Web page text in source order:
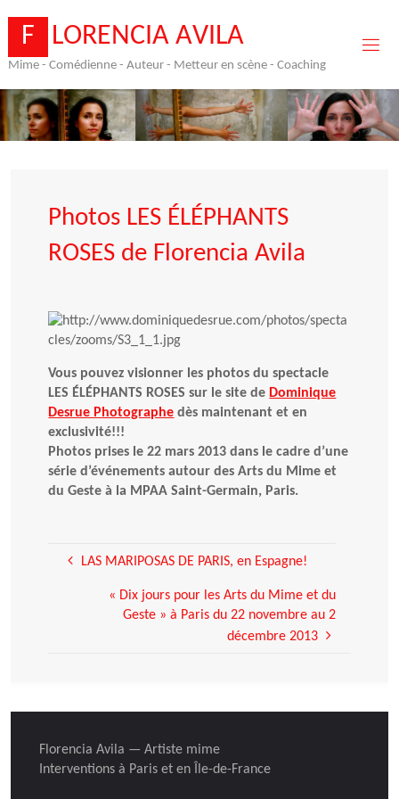
content
F LORENCIA AVILA
Mime - Comédienne - Auteur - Metteur en scène - Coaching
Photos LES ÉLÉPHANTS
ROSES de Florencia Avila
Vous pouvez visionner les photos du spectacle
LES ÉLÉPHANTS ROSES sur le site de Dominique
Desrue Photographe dès maintenant et en
exclusivité!!!
Photos prises le 22 mars 2013 dans le cadre d’une
série d’événements autour des Arts du Mime et
du Geste à la MPAA Saint-Germain, Paris.
LAS MARIPOSAS DE PARIS, en Espagne!
« Dix jours pour les Arts du Mime et du
Geste » à Paris du 22 novembre au 2
décembre 2013
Florencia Avila — Artiste mime
Interventions à Paris et en Île-de-France